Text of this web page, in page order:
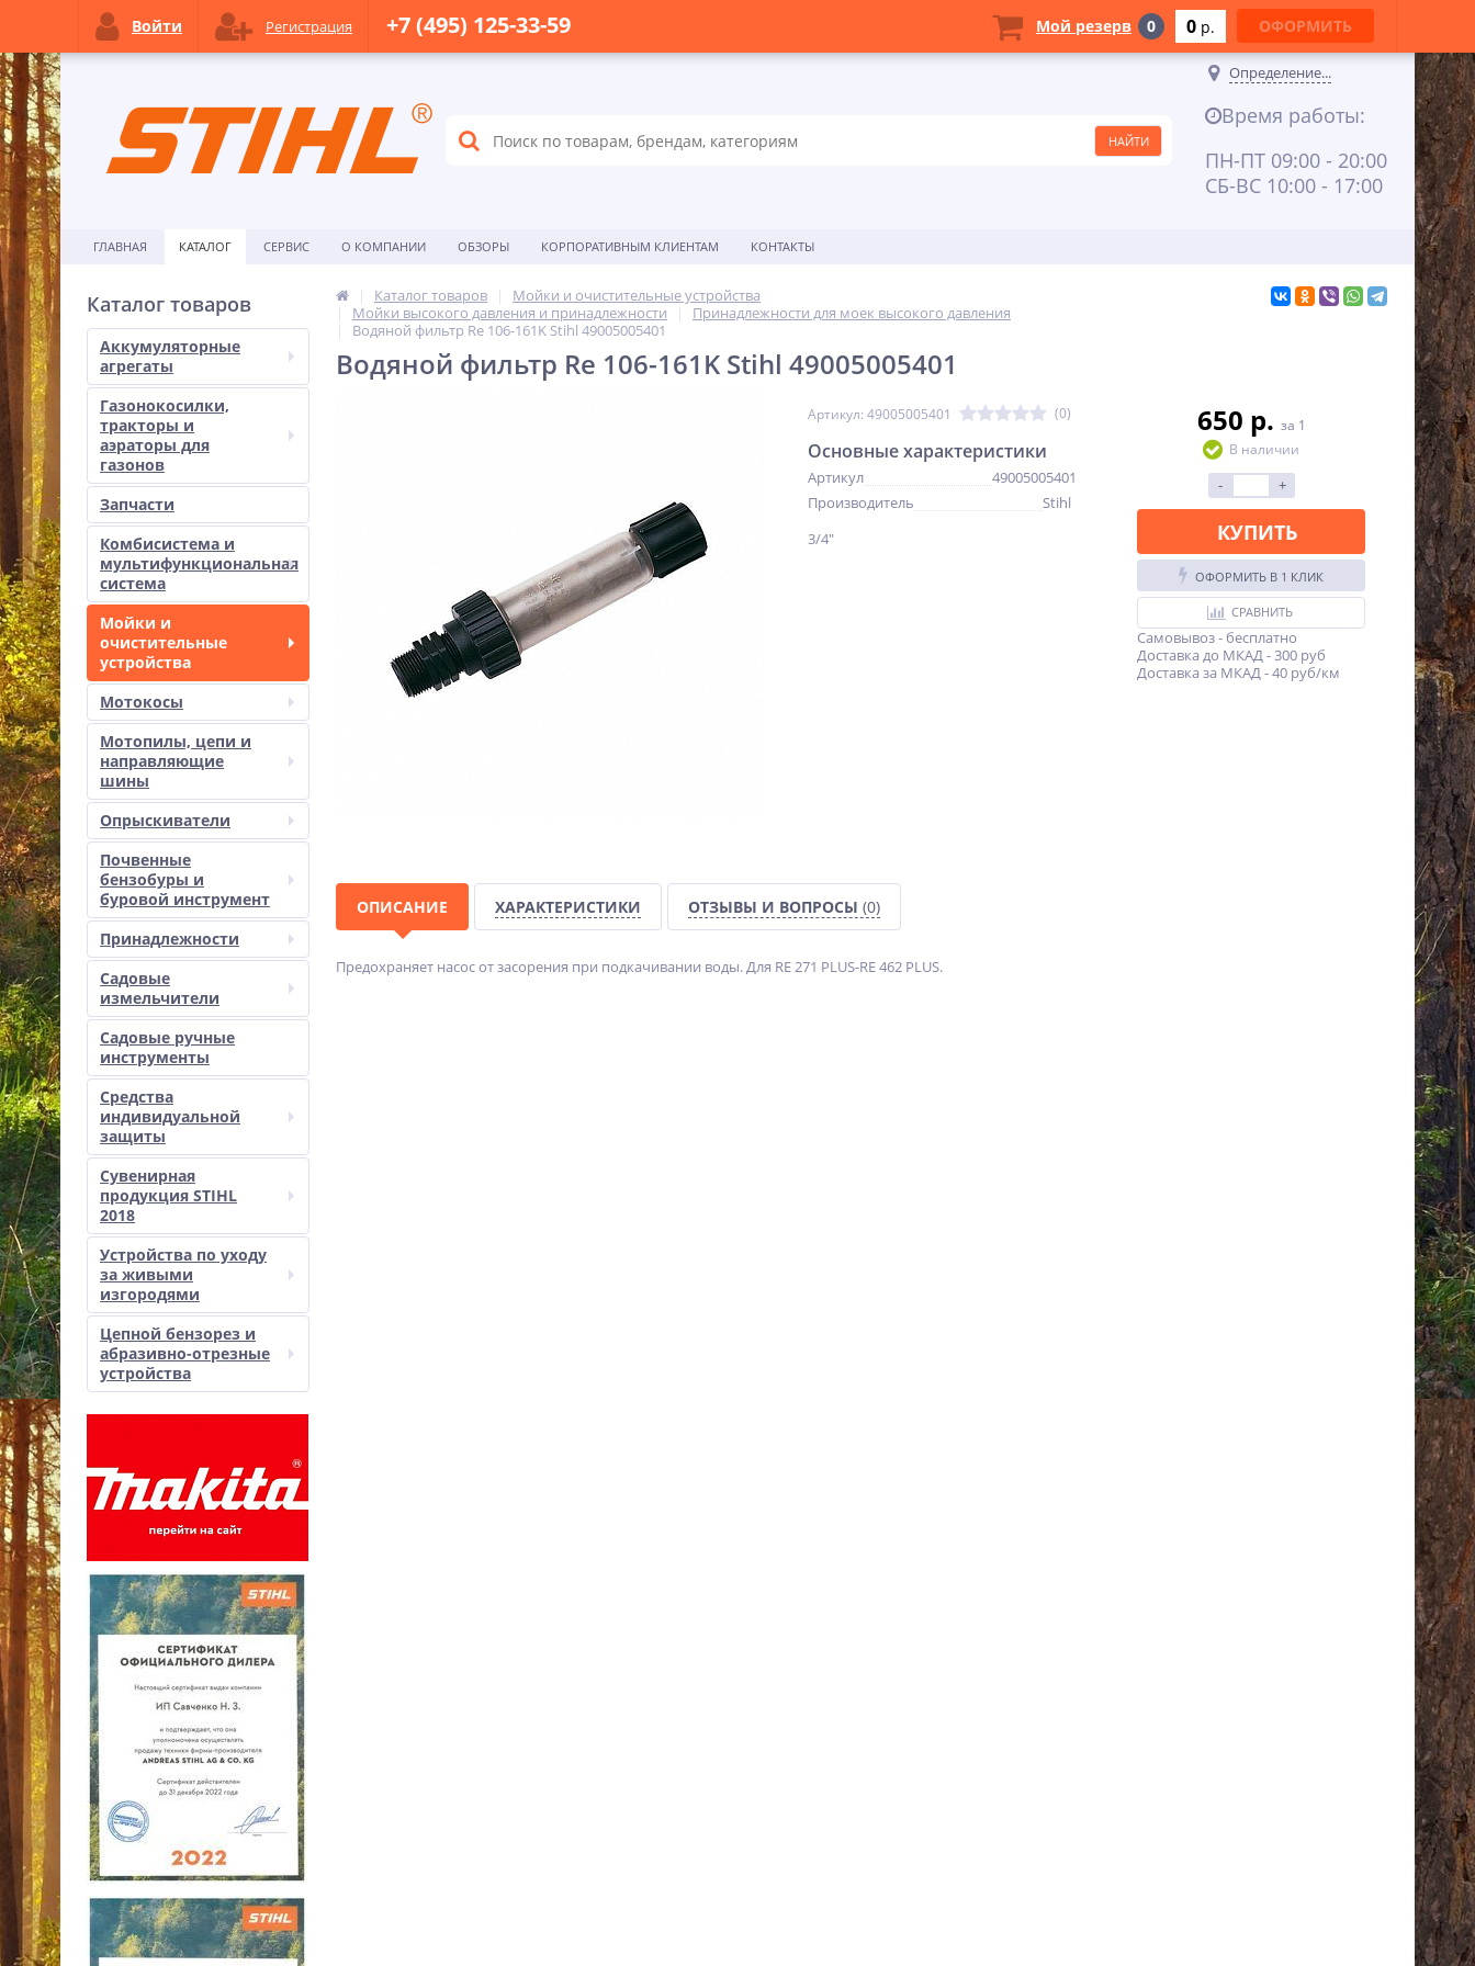
Определение...
Время работы:
ПН-ПТ 09:00 - 20:00
СБ-ВС 10:00 - 17:00
ГЛАВНАЯ КАТАЛОГ СЕРВИС О КОМПАНИИ ОБЗОРЫ КОРПОРАТИВНЫМ КЛИЕНТАМ КОНТАКТЫ
Каталог товаров
Аккумуляторные
агрегаты
Газонокосилки,
тракторы и
аэраторы для
газонов
Запчасти
Комбисистема и
мультифункциональная
система
Мойки и
очистительные
устройства
Мотокосы
Мотопилы, цепи и
направляющие
шины
Опрыскиватели
Почвенные
бензобуры и
буровой инструмент
Принадлежности
Садовые
измельчители
Садовые ручные
инструменты
Средства
индивидуальной
защиты
Сувенирная
продукция STIHL
2018
Устройства по уходу
за живыми
изгородями
Цепной бензорез и
абразивно-отрезные
устройства
Каталог товаров
Мойки и очистительные устройства
Мойки высокого давления и принадлежности
Принадлежности для моек высокого давления
Водяной фильтр Re 106-161K Stihl 49005005401
Водяной фильтр Re 106-161K Stihl 49005005401
Артикул: 49005005401 (0)
Основные характеристики
Артикул
49005005401
Производитель
Stihl
3/4"
650 p. за 1
В наличии
- +
КУПИТЬ
ОФОРМИТЬ В 1 КЛИК
СРАВНИТЬ
Самовывоз - бесплатно
Доставка до МКАД - 300 руб
Доставка за МКАД - 40 руб/км
ОПИСАНИЕ ХАРАКТЕРИСТИКИ ОТЗЫВЫ И ВОПРОСЫ (0)
Предохраняет насос от засорения при подкачивании воды. Для RE 271 PLUS-RE 462 PLUS.
Войти Регистрация +7 (495) 125-33-59 Мой резерв 0 0 p. ОФОРМИТЬ